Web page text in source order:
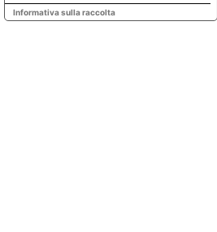
Informativa sulla raccolta